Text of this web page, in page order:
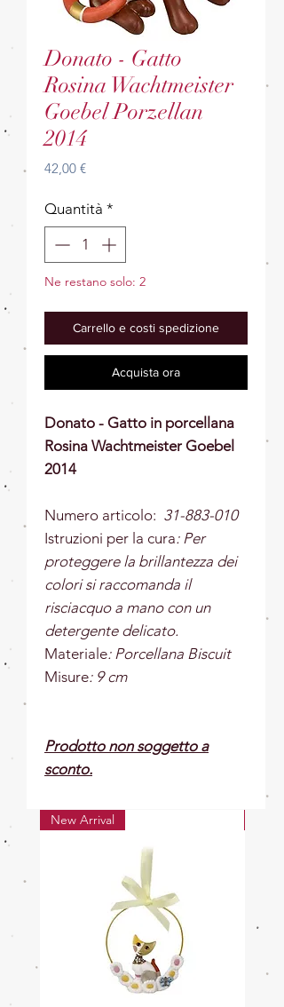
Donato - Gatto
Rosina Wachtmeister
Goebel Porzellan
2014
42,00 €Prezzo
Quantità *
Ne restano solo: 2
Carrello e costi spedizione
Acquista ora
Donato - Gatto in porcellana
Rosina Wachtmeister Goebel
2014
Numero articolo: 31-883-010
Istruzioni per la cura: Per
proteggere la brillantezza dei
colori si raccomanda il
risciacquo a mano con un
detergente delicato.
Materiale: Porcellana Biscuit
Misure: 9 cm
Prodotto non soggetto a
sconto.
New Arrival